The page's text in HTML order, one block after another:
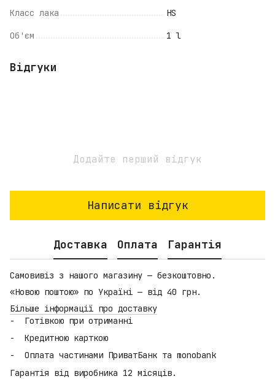
Класс лака HS
Об'єм 1 l
Відгуки
Додайте перший відгук
Написати відгук
Доставка Оплата Гарантія
Самовивіз з нашого магазину — безкоштовно.
«Новою поштою» по Україні — від 40 грн.
Більше інформації про доставку
Готівкою при отриманні
Кредитною карткою
Оплата частинами ПриватБанк та monobank
Гарантія від виробника 12 місяців.